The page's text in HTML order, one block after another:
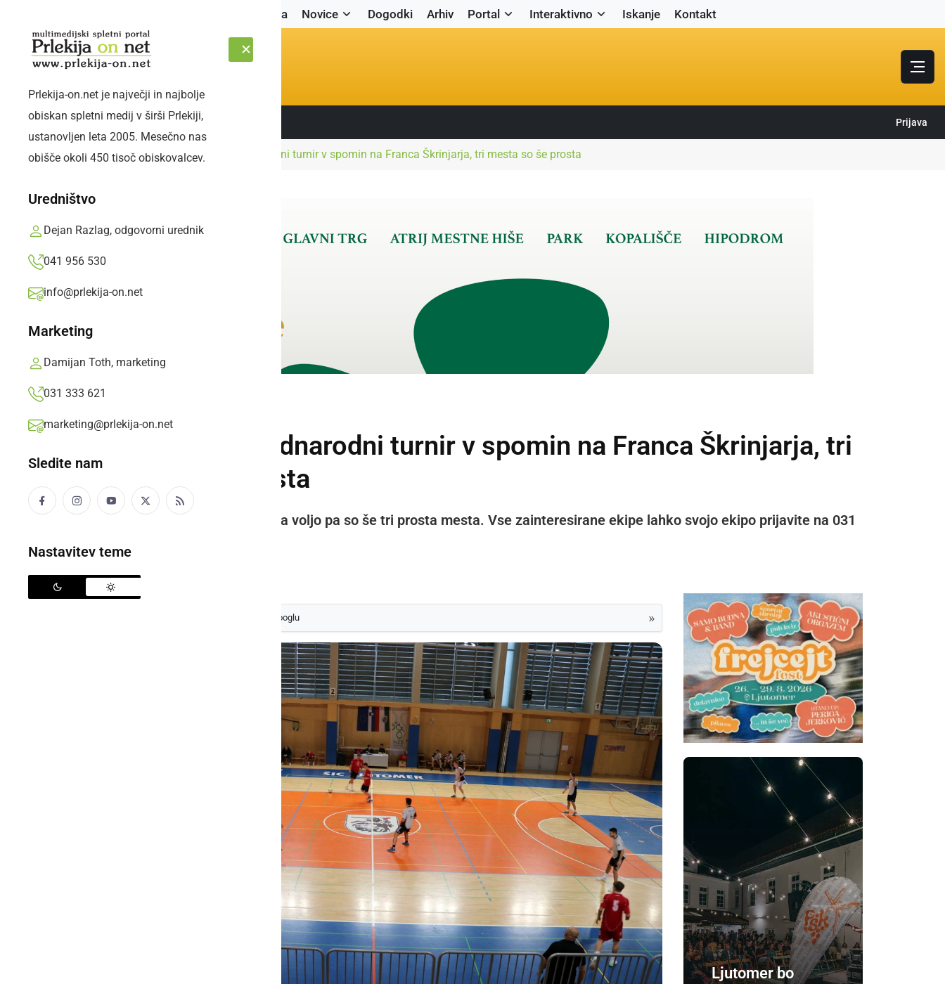
Naslovnica Novice Dogodki Arhiv Portal Interaktivno Iskanje Kontakt
ČETRTEK, 6. AVGUST 2026 Sledite nam: Prijava
Prlekija-on.net je največji in najbolje
obiskan spletni medij v širši Prlekiji,
ustanovljen leta 2005. Mesečno nas
obišče okoli 450 tisoč obiskovalcev.
Uredništvo
Dejan Razlag, odgovorni urednik
041 956 530
info@prlekija-on.net
Marketing
Damijan Toth, marketing
031 333 621
marketing@prlekija-on.net
Sledite nam
Nastavitev teme
Naslovnica ŠportV soboto 13. mednarodni turnir v spomin na Franca Škrinjarja, tri mesta so še prosta
V soboto 13. mednarodni turnir v spomin na Franca Škrinjarja, tri
mesta so še prosta
Število ekip je omejeno na 16, na voljo pa so še tri prosta mesta. Vse zainteresirane ekipe lahko svojo ekipo prijavite na 031
kot svoj prednostni vir na Googlu »
Ljutomer bo